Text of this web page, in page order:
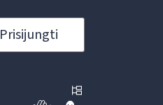
Prisijungti